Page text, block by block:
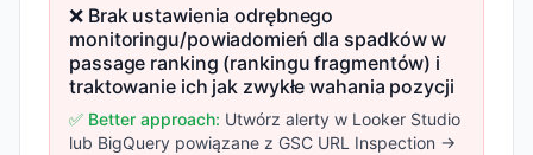
❌ Brak ustawienia odrębnego
monitoringu/powiadomień dla spadków w
passage ranking (rankingu fragmentów) i
traktowanie ich jak zwykłe wahania pozycji
✅ Better approach: Utwórz alerty w Looker Studio
lub BigQuery powiązane z GSC URL Inspection →